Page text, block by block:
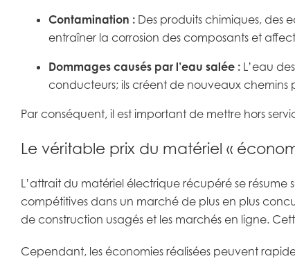
Contamination : Des produits chimiques, des
entraîner la corrosion des composants et
Dommages causés par l’eau salée : L’eau
conducteurs; ils créent de nouveaux chemins
Par conséquent, il est important de mettre hors
Le véritable prix du matériel «
L’attrait du matériel électrique récupéré se résume
compétitives dans un marché de plus en plus
de construction usagés et les marchés en ligne.
Cependant, les économies réalisées peuvent